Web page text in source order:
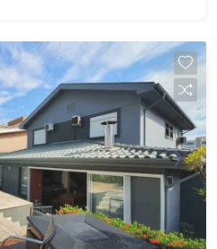
Cenourão Super